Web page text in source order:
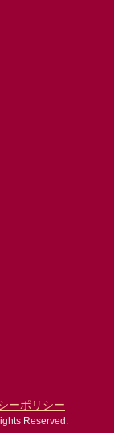
ーポリシー
Reserved.